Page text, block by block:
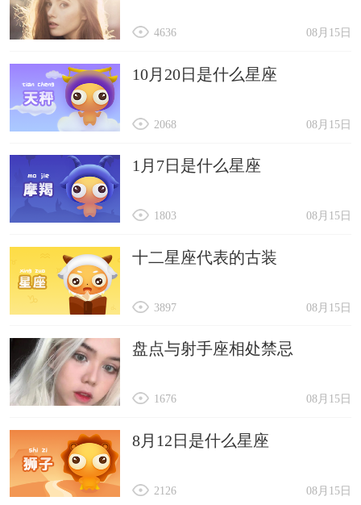
08月15日
4636
10月20日是什么星座
08月15日
2068
1月7日是什么星座
08月15日
1803
十二星座代表的古装
08月15日
3897
盘点与射手座相处禁忌
08月15日
1676
8月12日是什么星座
08月15日
2126